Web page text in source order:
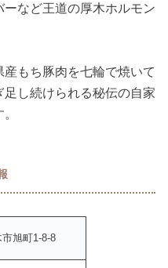
など王道の厚木ホルモン
もち豚肉を七輪で焼いて
し続けられる秘伝の自家
旭町1-8-8